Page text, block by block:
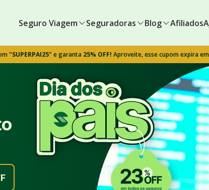
Seguro Viagem Seguradoras Blog Afiliados
"SUPERPAI25" e garanta 25% OFF! Aproveite, esse cupom expira